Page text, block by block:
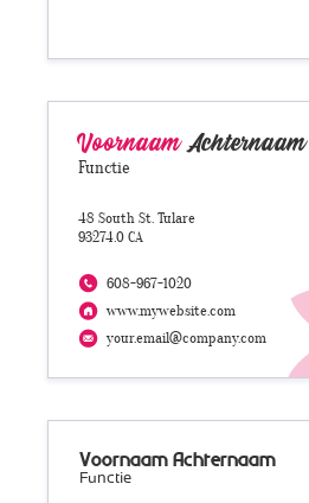
your.email@company.com
608-967-1020
www.mywebsite.com
Functie
48 South St. Tulare
93274.0 CA
VoornaamAchternaam
Functie
Voornaam Achternaam